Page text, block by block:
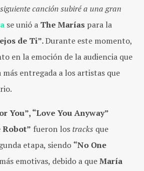
canción subiré a una gran
se unió a The Marías para la
de Ti”.Durante este momento,
en la emoción de la audiencia que
más entregada a los artistas que
You”, “Love You Anyway”
Robot” fueron los tracks que
etapa, siendo “No One
emotivas, debido a queMaría